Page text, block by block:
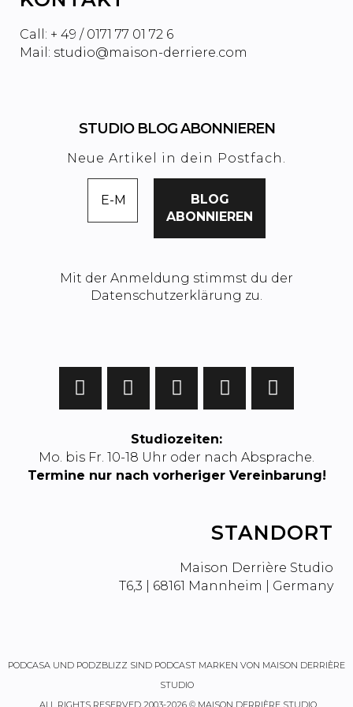
Call: + 49 / 0171 77 01 72 6
Mail: studio@maison-derriere.com
STUDIO BLOG ABONNIEREN
Neue Artikel in dein Postfach.
Mit der Anmeldung stimmst du der
Datenschutzerklärung zu.
Studiozeiten:
Mo. bis Fr. 10-18 Uhr oder nach Absprache.
Termine nur nach vorheriger Vereinbarung!
STANDORT
Maison Derrière Studio
T6,3 | 68161 Mannheim | Germany
PODCASA UND PODZBLIZZ SIND PODCAST MARKEN VON MAISON DERRIÈRE
STUDIO
ALL RIGHTS RESERVED 2003-2026 © MAISON DERRIÈRE STUDIO